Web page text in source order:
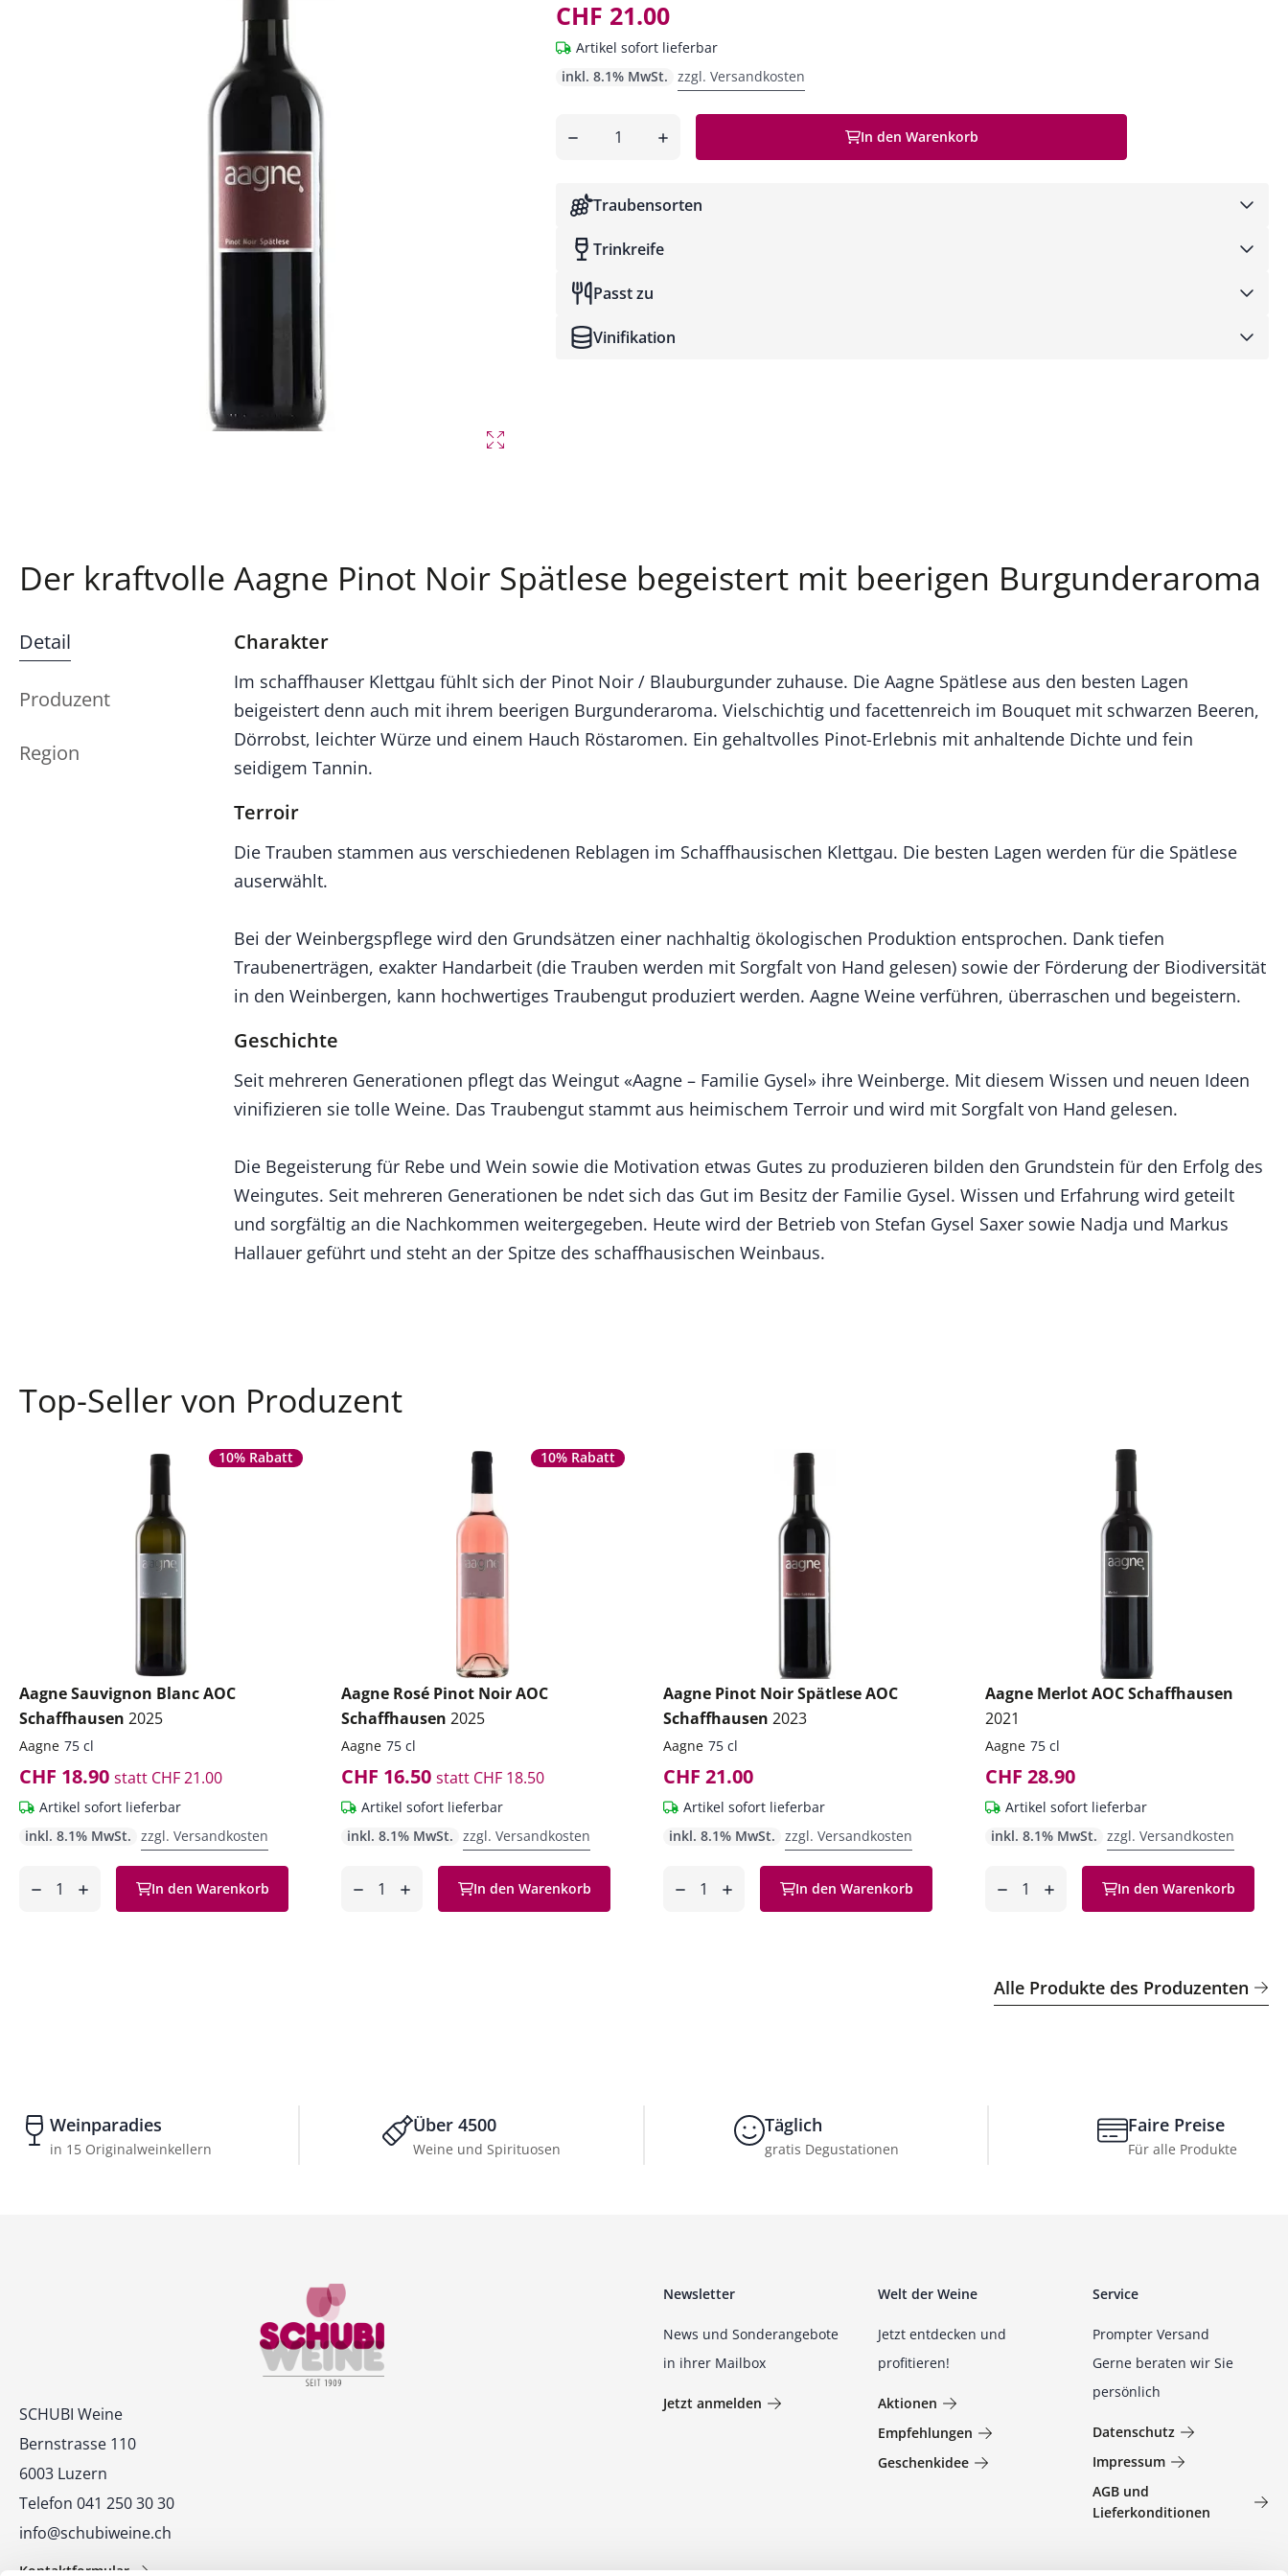
CHF 21.00
Artikel sofort lieferbar
inkl. 8.1% MwSt. zzgl. Versandkosten
In den Warenkorb
Traubensorten
Trinkreife
Passt zu
Vinifikation
Der kraftvolle Aagne Pinot Noir Spätlese begeistert mit beerigen Burgunderaroma
Detail
Produzent
Region
Charakter
Im schaffhauser Klettgau fühlt sich der Pinot Noir / Blauburgunder zuhause. Die Aagne Spätlese aus den besten Lagen
beigeistert denn auch mit ihrem beerigen Burgunderaroma. Vielschichtig und facettenreich im Bouquet mit schwarzen Beeren,
Dörrobst, leichter Würze und einem Hauch Röstaromen. Ein gehaltvolles Pinot-Erlebnis mit anhaltende Dichte und fein
seidigem Tannin.
Terroir
Die Trauben stammen aus verschiedenen Reblagen im Schaffhausischen Klettgau. Die besten Lagen werden für die Spätlese
auserwählt.
Bei der Weinbergspflege wird den Grundsätzen einer nachhaltig ökologischen Produktion entsprochen. Dank tiefen
Traubenerträgen, exakter Handarbeit (die Trauben werden mit Sorgfalt von Hand gelesen) sowie der Förderung der Biodiversität
in den Weinbergen, kann hochwertiges Traubengut produziert werden. Aagne Weine verführen, überraschen und begeistern.
Geschichte
Seit mehreren Generationen pflegt das Weingut «Aagne – Familie Gysel» ihre Weinberge. Mit diesem Wissen und neuen Ideen
vinifizieren sie tolle Weine. Das Traubengut stammt aus heimischem Terroir und wird mit Sorgfalt von Hand gelesen.
Die Begeisterung für Rebe und Wein sowie die Motivation etwas Gutes zu produzieren bilden den Grundstein für den Erfolg des
Weingutes. Seit mehreren Generationen be ndet sich das Gut im Besitz der Familie Gysel. Wissen und Erfahrung wird geteilt
und sorgfältig an die Nachkommen weitergegeben. Heute wird der Betrieb von Stefan Gysel Saxer sowie Nadja und Markus
Hallauer geführt und steht an der Spitze des schaffhausischen Weinbaus.
Top-Seller von Produzent
10% Rabatt
Aagne Sauvignon Blanc AOC
Schaffhausen 2025
Aagne 75 cl
CHF 18.90 statt CHF 21.00
Artikel sofort lieferbar
inkl. 8.1% MwSt. zzgl. Versandkosten
In den Warenkorb
10% Rabatt
Aagne Rosé Pinot Noir AOC
Schaffhausen 2025
Aagne 75 cl
CHF 16.50 statt CHF 18.50
Artikel sofort lieferbar
inkl. 8.1% MwSt. zzgl. Versandkosten
In den Warenkorb
Aagne Pinot Noir Spätlese AOC
Schaffhausen 2023
Aagne 75 cl
CHF 21.00
Artikel sofort lieferbar
inkl. 8.1% MwSt. zzgl. Versandkosten
In den Warenkorb
Aagne Merlot AOC Schaffhausen
2021
Aagne 75 cl
CHF 28.90
Artikel sofort lieferbar
inkl. 8.1% MwSt. zzgl. Versandkosten
In den Warenkorb
Alle Produkte des Produzenten
Weinparadies
in 15 Originalweinkellern
Über 4500
Weine und Spirituosen
Täglich
gratis Degustationen
Faire Preise
Für alle Produkte
Kontakt
SCHUBI Weine
Bernstrasse 110
6003 Luzern
Telefon 041 250 30 30
info@schubiweine.ch
Kontaktformular
Newsletter
News und Sonderangebote
in ihrer Mailbox
Jetzt anmelden
Welt der Weine
Jetzt entdecken und
profitieren!
Aktionen
Empfehlungen
Geschenkidee
Service
Prompter Versand
Gerne beraten wir Sie
persönlich
Datenschutz
Impressum
AGB und
Lieferkonditionen